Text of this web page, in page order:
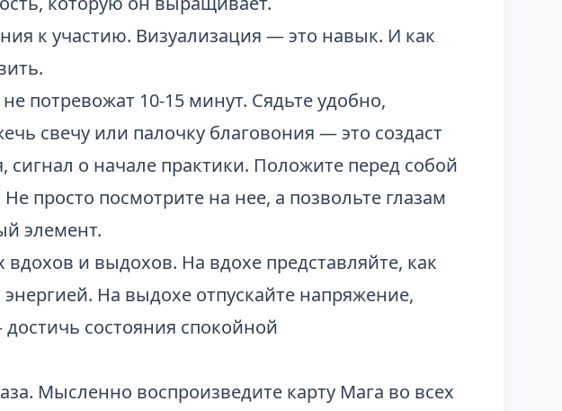
к участию. Визуализация — это навык. И как
потревожат 10-15 минут. Сядьте удобно,
свечу или палочку благовония — это создаст
сигнал о начале практики. Положите перед собой
просто посмотрите на нее, а позвольте глазам
элемент.
вдохов и выдохов. На вдохе представляйте, как
На выдохе отпускайте напряжение,
состояния спокойной
Мысленно воспроизведите карту Мага во всех